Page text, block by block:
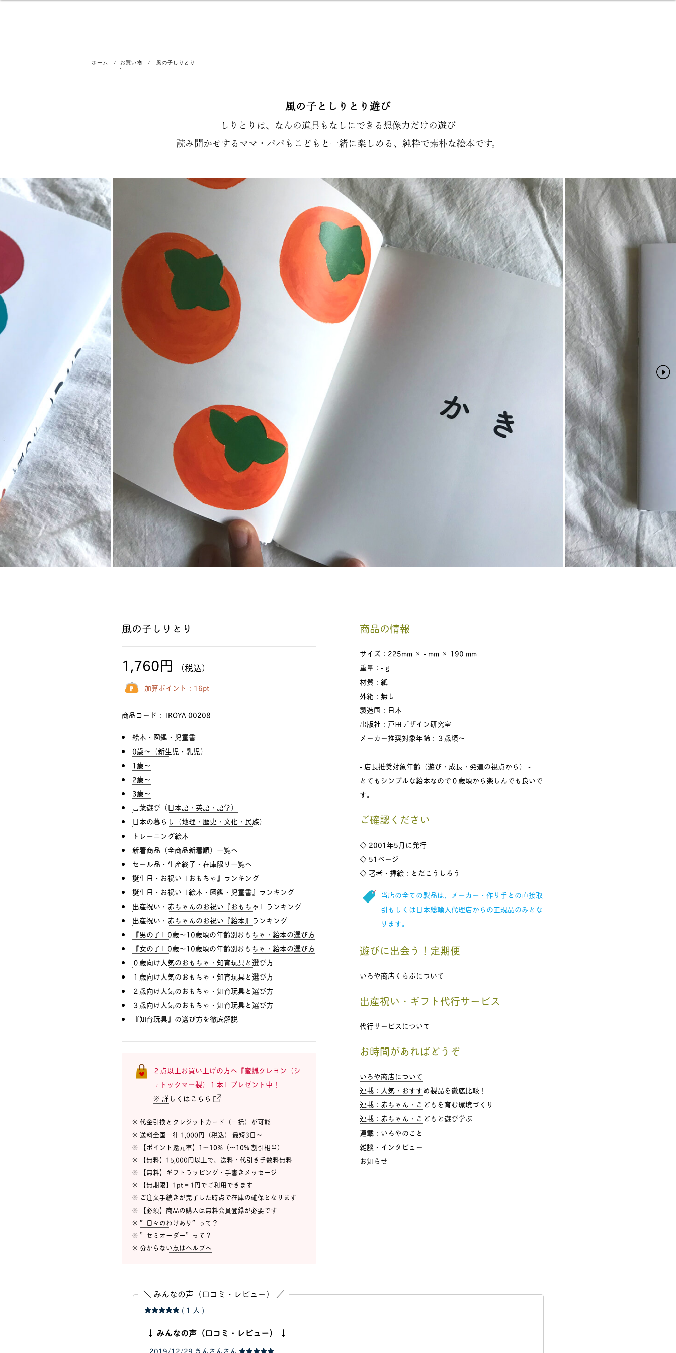
ホーム お買い物 風の子しりとり
風の子としりとり遊び
しりとりは、なんの道具もなしにできる想像力だけの遊び
読み聞かせするママ・パパもこどもと一緒に楽しめる、純粋で素朴な絵本です。
風の子しりとり
1,760円 （税込）
加算ポイント： 16pt
商品コード： IROYA-00208
絵本・図鑑・児童書
0歳〜（新生児・乳児）
1歳〜
2歳〜
3歳〜
言葉遊び（日本語・英語・語学）
日本の暮らし（地理・歴史・文化・民族）
トレーニング絵本
新着商品（全商品新着順）一覧へ
セール品・生産終了・在庫限り一覧へ
誕生日・お祝い『おもちゃ』ランキング
誕生日・お祝い『絵本・図鑑・児童書』ランキング
出産祝い・赤ちゃんのお祝い『おもちゃ』ランキング
出産祝い・赤ちゃんのお祝い『絵本』ランキング
『男の子』0歳〜10歳頃の年齢別おもちゃ・絵本の選び方
『女の子』0歳〜10歳頃の年齢別おもちゃ・絵本の選び方
０歳向け人気のおもちゃ・知育玩具と選び方
１歳向け人気のおもちゃ・知育玩具と選び方
２歳向け人気のおもちゃ・知育玩具と選び方
３歳向け人気のおもちゃ・知育玩具と選び方
『知育玩具』の選び方を徹底解説
２点以上お買い上げの方へ『蜜蝋クレヨン（シ
ュトックマー製）１本』プレゼント中！
※ 詳しくはこちら
※ 代金引換とクレジットカード（一括）が可能
※ 送料全国一律 1,000円（税込） 最短3日〜
※ 【ポイント還元率】1〜10%（〜10% 割引相当）
※ 【無料】15,000円以上で、送料・代引き手数料無料
※ 【無料】ギフトラッピング・手書きメッセージ
※ 【無期限】1pt = 1円でご利用できます
※ ご注文手続きが完了した時点で在庫の確保となります
※ 【必須】商品の購入は無料会員登録が必要です
※ ”日々のわけあり”って？
※ ”セミオーダー”って？
※ 分からない点はヘルプへ
商品の情報
サイズ：225mm × - mm × 190 mm
重量：- g
材質：紙
外箱：無し
製造国：日本
出版社：戸田デザイン研究室
メーカー推奨対象年齢：３歳頃〜
- 店長推奨対象年齢（遊び・成長・発達の視点から） -
とてもシンプルな絵本なので０歳頃から楽しんでも良いで
す。
ご確認ください
◇ 2001年5月に発行
◇ 51ページ
◇ 著者・挿絵：とだこうしろう
当店の全ての製品は、メーカー・作り手との直接取
引もしくは日本総輸入代理店からの正規品のみとな
ります。
遊びに出会う！定期便
いろや商店くらぶについて
出産祝い・ギフト代行サービス
代行サービスについて
お時間があればどうぞ
いろや商店について
連載：人気・おすすめ製品を徹底比較！
連載：赤ちゃん・こどもを育む環境づくり
連載：赤ちゃん・こどもと遊び学ぶ
連載：いろやのこと
雑談・インタビュー
お知らせ
＼ みんなの声（口コミ・レビュー） ／
★★★★★ ( 1 人 )
↓ みんなの声（口コミ・レビュー） ↓
2019/12/29 きんさんさん ★★★★★